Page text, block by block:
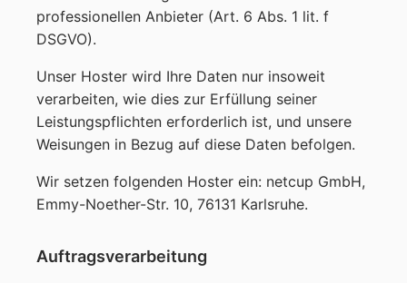
professionellen Anbieter (Art. 6 Abs. 1 lit. f
DSGVO).
Unser Hoster wird Ihre Daten nur insoweit
verarbeiten, wie dies zur Erfüllung seiner
Leistungspflichten erforderlich ist, und unsere
Weisungen in Bezug auf diese Daten befolgen.
Wir setzen folgenden Hoster ein: netcup GmbH,
Emmy-Noether-Str. 10, 76131 Karlsruhe.
Auftragsverarbeitung